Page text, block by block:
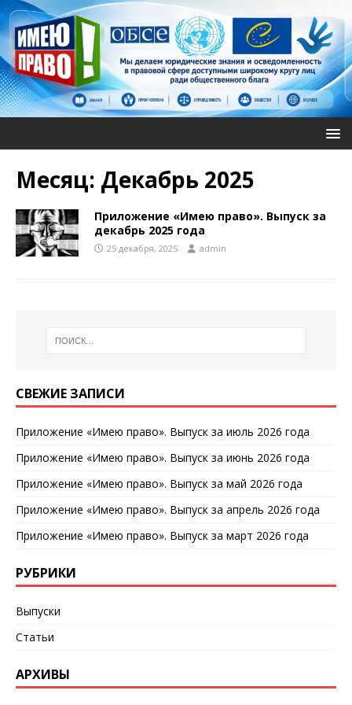
Месяц: Декабрь 2025
Приложение «Имею право». Выпуск за
декабрь 2025 года
25 декабря, 2025 admin
СВЕЖИЕ ЗАПИСИ
Приложение «Имею право». Выпуск за июль 2026 года
Приложение «Имею право». Выпуск за июнь 2026 года
Приложение «Имею право». Выпуск за май 2026 года
Приложение «Имею право». Выпуск за апрель 2026 года
Приложение «Имею право». Выпуск за март 2026 года
РУБРИКИ
Выпуски
Статьи
АРХИВЫ